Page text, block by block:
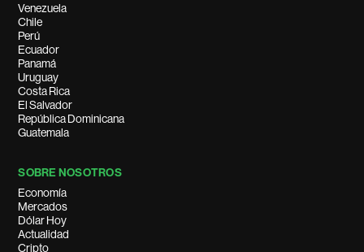
Venezuela
Chile
Perú
Ecuador
Panamá
Uruguay
Costa Rica
El Salvador
República Dominicana
Guatemala
SOBRE NOSOTROS
Economía
Mercados
Dólar Hoy
Actualidad
Cripto